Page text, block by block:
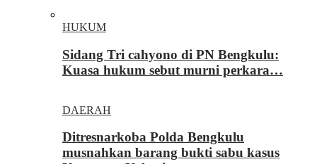
HUKUM
Sidang Tri cahyono di PN Bengkulu:
Kuasa hukum sebut murni perkara…
DAERAH
Ditresnarkoba Polda Bengkulu
musnahkan barang bukti sabu kasus